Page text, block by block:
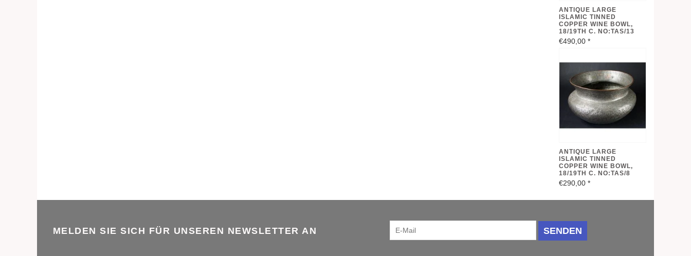
ANTIQUE LARGE
ISLAMIC TINNED
COPPER WINE BOWL,
18/19TH C. NO:TAS/13
€490,00 *
ANTIQUE LARGE
ISLAMIC TINNED
COPPER WINE BOWL,
18/19TH C. NO:TAS/8
€290,00 *
MELDEN SIE SICH FÜR UNSEREN NEWSLETTER AN SENDEN